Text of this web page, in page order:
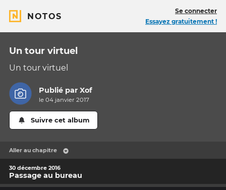
NOTOS
Se connecter
Essayez gratuitement !
Un tour virtuel
Un tour virtuel
Publié parXof
le 04 janvier 2017
Suivre cet album
Aller au chapitre
30 décembre 2016
Passage au bureau